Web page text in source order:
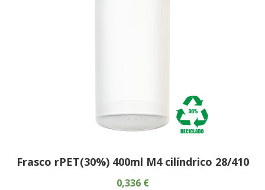
Frasco rPET(30%) 400ml M4 cilíndrico 28/410
0,336 €